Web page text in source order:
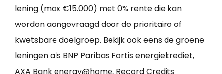
lening (max €15.000) met 0% rente die kan
worden aangevraagd door de prioritaire of
kwetsbare doelgroep. Bekijk ook eens de groene
leningen als BNP Paribas Fortis energiekrediet,
AXA Bank energy@home, Record Credits